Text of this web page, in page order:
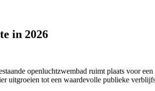
in 2026
openluchtzwembad ruimt plaats voor
uitgroeien tot een waardevolle publieke